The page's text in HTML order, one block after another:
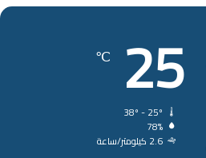
25
℃
78%
2.6 كيلومتر/ساعة